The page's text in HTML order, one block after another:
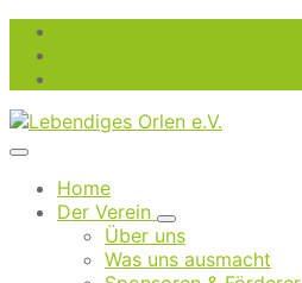
Skip
content
Skip
main
Skip
footer
Home
Der Verein
Über uns
Was uns ausmacht